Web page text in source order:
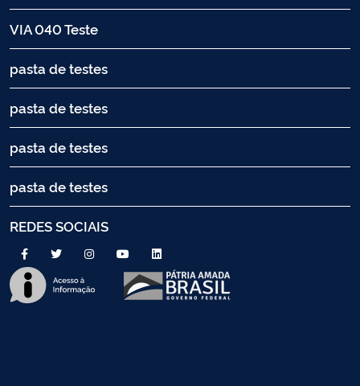
VIA 040 Teste
pasta de testes
pasta de testes
pasta de testes
pasta de testes
REDES SOCIAIS